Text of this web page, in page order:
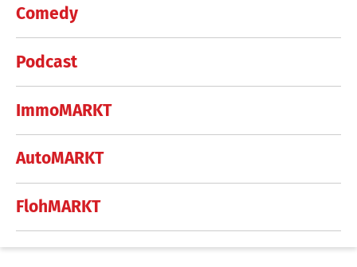
Comedy
Podcast
ImmoMARKT
AutoMARKT
FlohMARKT